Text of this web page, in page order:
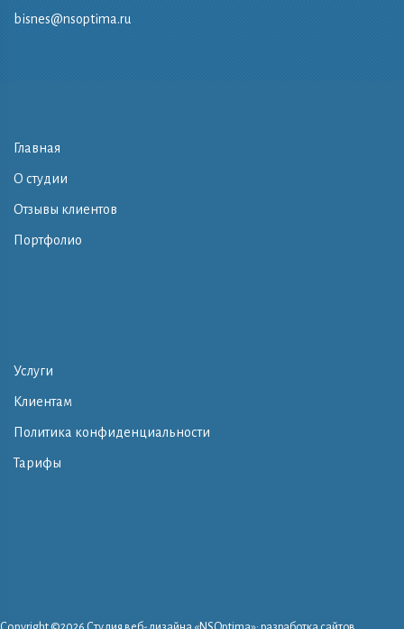
bisnes@nsoptima.ru
Главная
О студии
Отзывы клиентов
Портфолио
Услуги
Клиентам
Политика конфиденциальности
Тарифы